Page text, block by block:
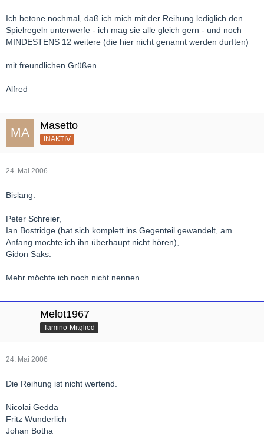
Ich betone nochmal, daß ich mich mit der Reihung lediglich den
Spielregeln unterwerfe - ich mag sie alle gleich gern - und noch
MINDESTENS 12 weitere (die hier nicht genannt werden durften)
mit freundlichen Grüßen
Alfred
Masetto
INAKTIV
24. Mai 2006
Bislang:
Peter Schreier,
Ian Bostridge (hat sich komplett ins Gegenteil gewandelt, am
Anfang mochte ich ihn überhaupt nicht hören),
Gidon Saks.
Mehr möchte ich noch nicht nennen.
Melot1967
Tamino-Mitglied
24. Mai 2006
Die Reihung ist nicht wertend.
Nicolai Gedda
Fritz Wunderlich
Johan Botha